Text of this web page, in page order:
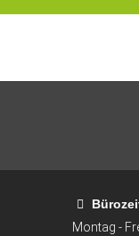
Montag -